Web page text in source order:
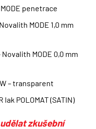
penetrace
MODE 1,0 mm
MODE 0,0 mm
– transparent
POLOMAT (SATIN)
zkušební